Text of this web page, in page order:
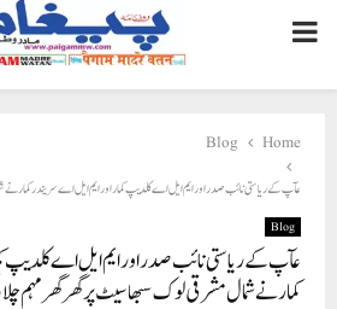
PRIMARY
MENU
Home
Blog
عآپ کے ریاستی نائب صدر اور ایم ایل اے کلدیپ کمار اور ایم ایل اے سریندر کمار نے
Blog
عآپ کے ریاستی نائب صدر اور ایم ایل اے کلدیپ
کمار نے شمال مشرقی لوک سبھا سیٹ پر گھر گھر مہم